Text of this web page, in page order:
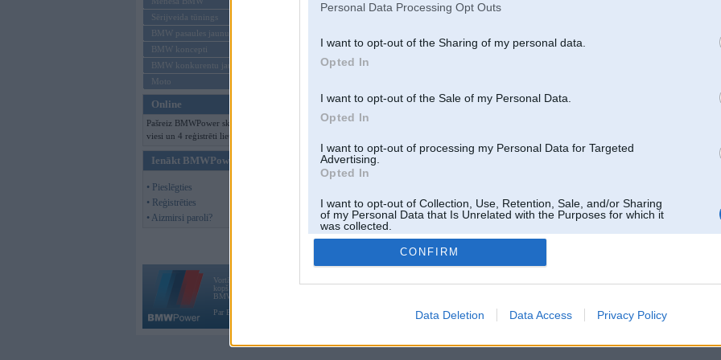
Personal Data Processing Opt Outs
I want to opt-out of the Sharing of my personal data.
Opted In
I want to opt-out of the Sale of my Personal Data.
Opted In
I want to opt-out of processing my Personal Data for Targeted
Advertising.
Opted In
I want to opt-out of Collection, Use, Retention, Sale, and/or Sharing
of my Personal Data that Is Unrelated with the Purposes for which it
was collected.
Opted Out
CONFIRM
Data Deletion Data Access Privacy Policy
Sērijveida tūnings
BMW pasaules jaunumi
BMW koncepti
BMW konkurentu jaunumi
Moto
Online
Pašreiz BMWPower skatās 119
viesi un 4 reģistrēti lietotāji.
Ienākt BMWPower
• Pieslēgties
• Reģistrēties
• Aizmirsi paroli?
Vortāls BMWPower.lv darbojas
kopš 2002. gada 14. maija. Tas nav auto klubs un nav saistīts ar
BMW AG.
Par BMWPower